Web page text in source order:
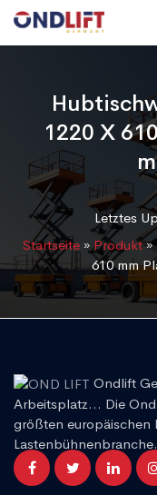
1220 X
Letztes
Startseite » Produkt»
610 mm
Ondlift
Arbeitsplatz... Die
größten europäischen
Lastenbühnenbranche.